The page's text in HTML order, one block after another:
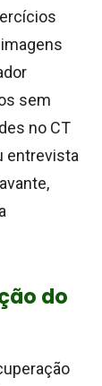
sem
no CT
entrevista
do